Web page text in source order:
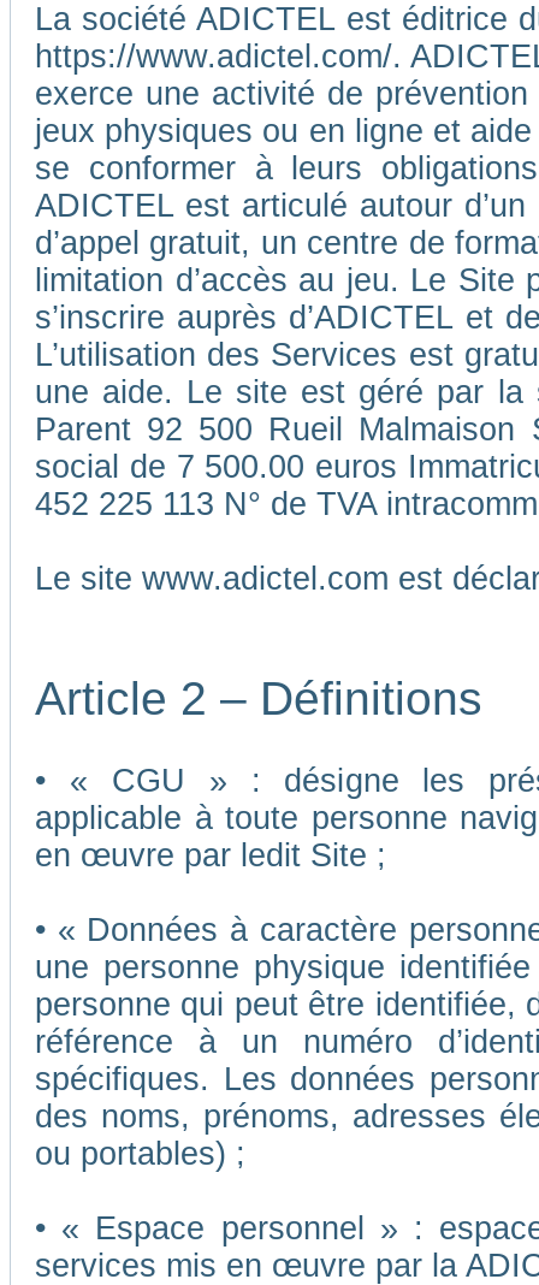
La société ADICTEL est éditrice
https://www.adictel.com/.
exerce une activité de
jeux physiques ou en ligne et
se conformer à leurs
ADICTEL est articulé autour
d’appel gratuit, un centre de
limitation d’accès au jeu. Le
s’inscrire auprès d’ADICTEL et
L’utilisation des Services est
une aide. Le site est géré par la
Parent 92 500 Rueil Malmaison
social de 7 500.00 euros
452 225 113 N° de TVA
Le site www.adictel.com est
Article 2 – Définitions
• « CGU » : désigne les
applicable à toute personne
en œuvre par ledit Site ;
• « Données à caractère
une personne physique
personne qui peut être identifiée,
référence à un numéro
spécifiques. Les données
des noms, prénoms, adresses
ou portables) ;
• « Espace personnel » :
services mis en œuvre par la